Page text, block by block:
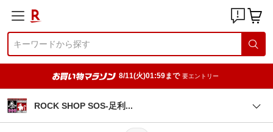
8/11(火)01:59まで 要エントリー
ROCK SHOP SOS-足利